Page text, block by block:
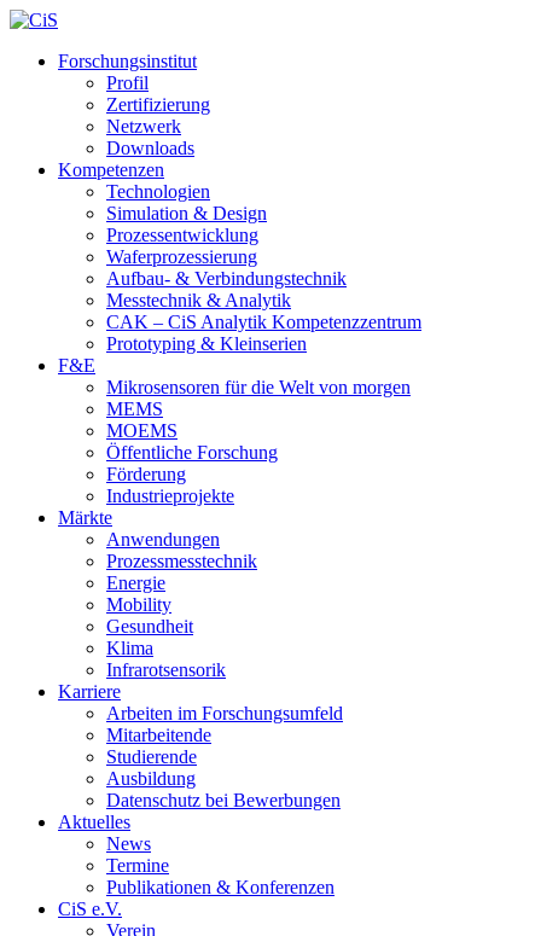
Forschungsinstitut
Profil
Zertifizierung
Netzwerk
Downloads
Kompetenzen
Technologien
Simulation & Design
Prozessentwicklung
Waferprozessierung
Aufbau- & Verbindungstechnik
Messtechnik & Analytik
CAK – CiS Analytik Kompetenzzentrum
Prototyping & Kleinserien
F&E
Mikrosensoren für die Welt von morgen
MEMS
MOEMS
Öffentliche Forschung
Förderung
Industrieprojekte
Märkte
Anwendungen
Prozessmesstechnik
Energie
Mobility
Gesundheit
Klima
Infrarotsensorik
Karriere
Arbeiten im Forschungsumfeld
Mitarbeitende
Studierende
Ausbildung
Datenschutz bei Bewerbungen
Aktuelles
News
Termine
Publikationen & Konferenzen
CiS e.V.
Verein